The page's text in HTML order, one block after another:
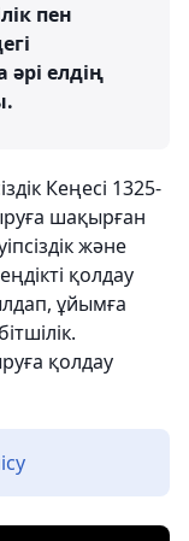
пен
әрі елдің
Кеңесі 1325-
шақырған
және
қолдау
ұйымға
қолдау